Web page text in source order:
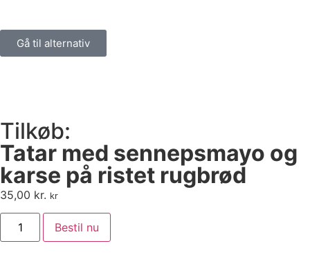
Gå til alternativ
Tilkøb:
Tatar med sennepsmayo og
karse på ristet rugbrød
35,00 kr. kr
Bestil nu